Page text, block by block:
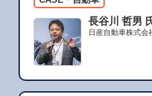
長谷川 哲男
日産自動車株式会